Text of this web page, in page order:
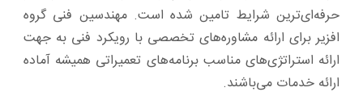
حرفه‌ای‌ترین شرایط تامین شده است. مهندسین فنی گروه
افزیر برای ارائه مشاوره‌های تخصصی با رویکرد فنی به ‌جهت
ارائه استراتژی‌های مناسب برنامه‌های تعمیراتی همیشه آماده
ارائه خدمات می‌باشند.